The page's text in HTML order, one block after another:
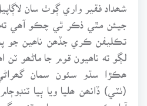
شھداد فقير واري ڳوٺ سان
جيئن مٿي ذڪر ٿي چڪو آھي ته
تڪليفن ڪري جڏھن ناھين جو
لڳو ته ناھيون قوم جا ماڻھو
ھڪڙا سڌو سئون سمان
(ٺٽي) ڏانھن ھليا ويا ٻيا
آباد ڪري ويھي رھيا ۽ ٽئين